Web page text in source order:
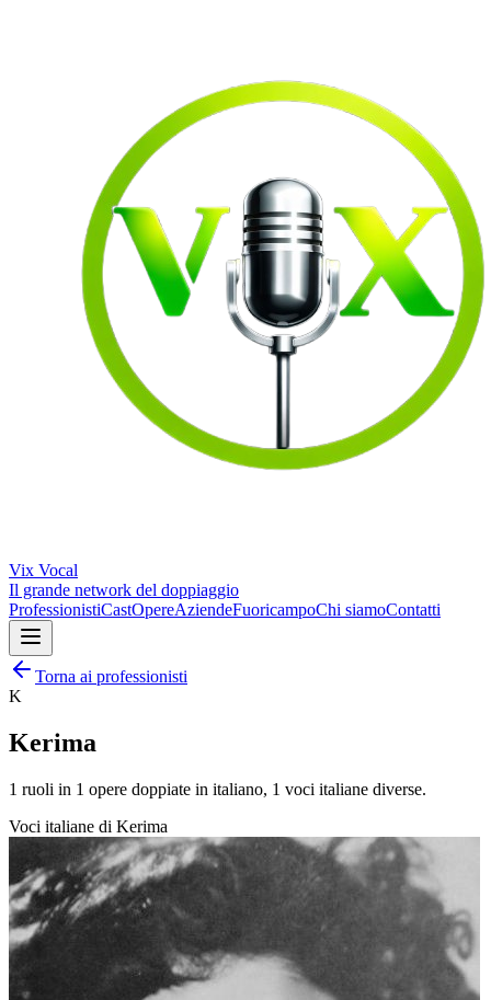
Vix Vocal
Il grande network del doppiaggio
ProfessionistiCastOpereAziendeFuoricampoChi siamoContatti
Torna ai professionisti
K
Kerima
1 ruoli in 1 opere doppiate in italiano, 1 voci italiane diverse.
Voci italiane di Kerima